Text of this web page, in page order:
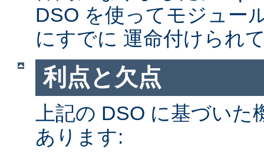
DSO を使ってモジュー
にすでに 運命付けられ
利点と欠点
上記の DSO に基づい
あります: